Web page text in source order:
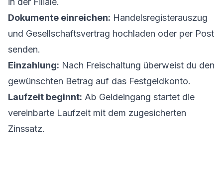
Dokumente einreichen: Handelsregisterauszug
und Gesellschaftsvertrag hochladen oder per Post
senden.
Einzahlung: Nach Freischaltung überweist du den
gewünschten Betrag auf das Festgeldkonto.
Laufzeit beginnt: Ab Geldeingang startet die
vereinbarte Laufzeit mit dem zugesicherten
Zinssatz.